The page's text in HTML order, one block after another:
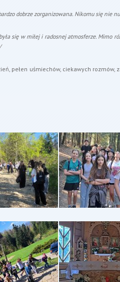
dobrze zorganizowana. Nikomu się nie
się w miłej i radosnej atmosferze. Mimo
pełen uśmiechów, ciekawych